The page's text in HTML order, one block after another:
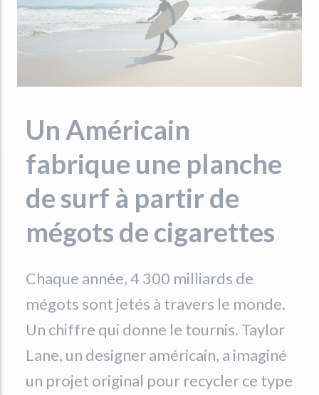
Un Américain
fabrique une planche
de surf à partir de
mégots de cigarettes
Chaque année, 4 300 milliards de
mégots sont jetés à travers le monde.
Un chiffre qui donne le tournis. Taylor
Lane, un designer américain, a imaginé
un projet original pour recycler ce type